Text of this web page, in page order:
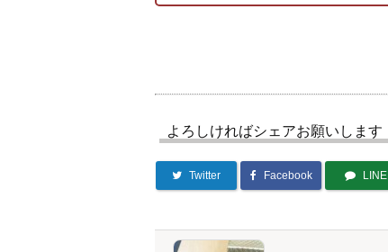
よろしければシェアお願いします
Twitter Facebook LINE